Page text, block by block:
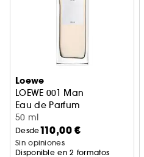
Loewe
LOEWE 001 Man
Eau de Parfum
50 ml
Desde110,00 €
Sin opiniones
Disponible en 2 formatos